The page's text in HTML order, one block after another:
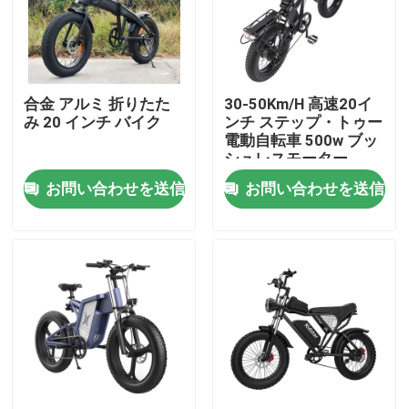
家
プロダクト
ビデオ
工場旅行
品質管理
合金 アルミ 折りたた
み 20 インチ バイク
お問い合わせを送信
30-50Km/H 高速20イ
ンチ ステップ・トゥー
電動自転車 500w ブッ
シュレスモーター
お問い合わせを送信